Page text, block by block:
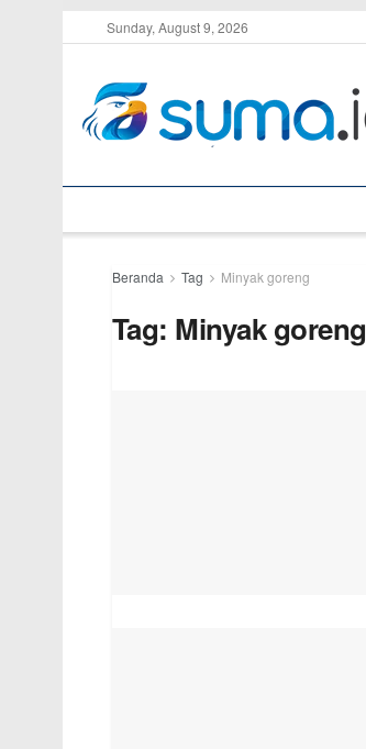
Sunday, August 9, 2026
Beranda Tag Minyak goreng
Tag: Minyak goreng